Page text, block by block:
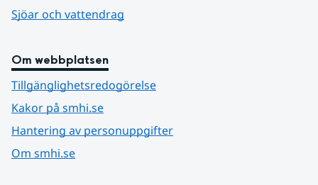
Sjöar och vattendrag
Om webbplatsen
Tillgänglighetsredogörelse
Kakor på smhi.se
Hantering av personuppgifter
Om smhi.se